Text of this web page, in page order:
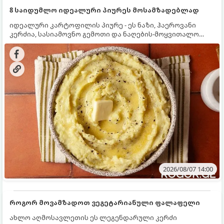
8 საიდუმლო იდეალური პიურეს მოსამზადებლად
იდეალური კარტოფილის პიურე - ეს ნაზი, ჰაეროვანი
კერძია, სასიამოვნო გემოთი და ნაღების-მოყვითალო
ფერით. მისი მომზადება ძალიან მარტივია, მაგრამ
არსებობს რამდენიმე საიდუმლო, რომლებიც უნდა
იცოდეთ, რომ პიურე იდეალურად გემრიელი გამოვიდეს.
2026/08/07 14:00
როგორ მოვამზადოთ ვეგეტარიანული ფალაფელი
ახლო აღმოსავლეთის ეს ლეგენდარული კერძი